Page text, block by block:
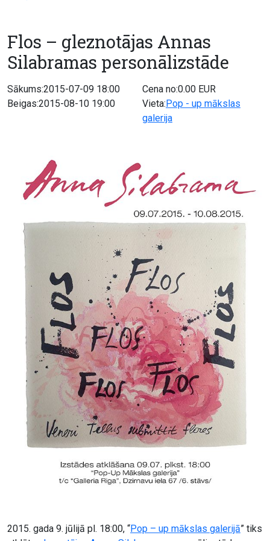
Flos – gleznotājas Annas
Silabramas personālizstāde
Sākums:2015-07-09 18:00
Beigas:2015-08-10 19:00
Cena no:0.00 EUR
Vieta:Pop - up mākslas
galerija
2015. gada 9. jūlijā pl. 18:00, “Pop – up mākslas galerijā” tiks